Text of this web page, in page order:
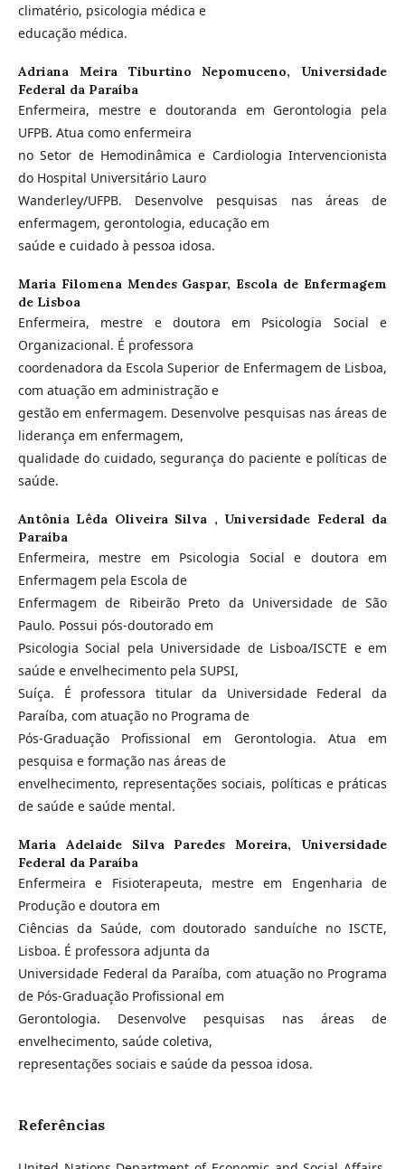
climatério, psicologia médica e
educação médica.
Adriana Meira Tiburtino Nepomuceno, Universidade
Federal da Paraíba
Enfermeira, mestre e doutoranda em Gerontologia pela
UFPB. Atua como enfermeira
no Setor de Hemodinâmica e Cardiologia Intervencionista
do Hospital Universitário Lauro
Wanderley/UFPB. Desenvolve pesquisas nas áreas de
enfermagem, gerontologia, educação em
saúde e cuidado à pessoa idosa.
Maria Filomena Mendes Gaspar, Escola de Enfermagem
de Lisboa
Enfermeira, mestre e doutora em Psicologia Social e
Organizacional. É professora
coordenadora da Escola Superior de Enfermagem de Lisboa,
com atuação em administração e
gestão em enfermagem. Desenvolve pesquisas nas áreas de
liderança em enfermagem,
qualidade do cuidado, segurança do paciente e políticas de
saúde.
Antônia Lêda Oliveira Silva , Universidade Federal da
Paraíba
Enfermeira, mestre em Psicologia Social e doutora em
Enfermagem pela Escola de
Enfermagem de Ribeirão Preto da Universidade de São
Paulo. Possui pós-doutorado em
Psicologia Social pela Universidade de Lisboa/ISCTE e em
saúde e envelhecimento pela SUPSI,
Suíça. É professora titular da Universidade Federal da
Paraíba, com atuação no Programa de
Pós-Graduação Profissional em Gerontologia. Atua em
pesquisa e formação nas áreas de
envelhecimento, representações sociais, políticas e práticas
de saúde e saúde mental.
Maria Adelaide Silva Paredes Moreira, Universidade
Federal da Paraíba
Enfermeira e Fisioterapeuta, mestre em Engenharia de
Produção e doutora em
Ciências da Saúde, com doutorado sanduíche no ISCTE,
Lisboa. É professora adjunta da
Universidade Federal da Paraíba, com atuação no Programa
de Pós-Graduação Profissional em
Gerontologia. Desenvolve pesquisas nas áreas de
envelhecimento, saúde coletiva,
representações sociais e saúde da pessoa idosa.
Referências